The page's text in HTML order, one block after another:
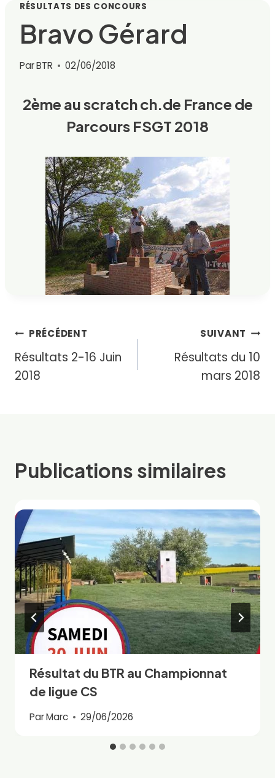
RÉSULTATS DES CONCOURS
Bravo Gérard
ParBTR 02/06/2018
2ème au scratch ch.de France de
Parcours FSGT 2018
Navigation
de
PRÉCÉDENT
Résultats 2-16 Juin
2018
SUIVANT
Résultats du 10
mars 2018
Publications similaires
Résultat du BTR au Championnat
de ligue CS
ParMarc 29/06/2026